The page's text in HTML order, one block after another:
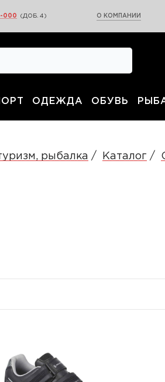
000 (ДОБ. 4) О КОМПАНИИ
ОДЕЖДА ОБУВЬ
рыбалка Каталог